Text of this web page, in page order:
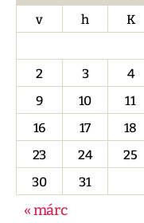
v
h K
2
3 4
9
10 11
16
17 18
23
24 25
30
31
« márc